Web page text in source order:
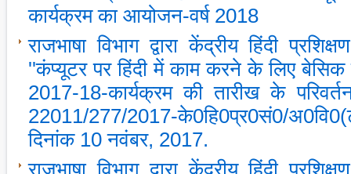
कार्यक्रम का आयोजन-वर्ष 2018
राजभाषा विभाग द्वारा केंद्रीय हिंदी
''कंप्‍यूटर पर हिंदी में काम करने के लिए बेसिक
2017-18-कार्यक्रम की तारीख के
22011/277/2017-के0हि0प्र0सं0/
दिनांक 10 नवंबर, 2017.